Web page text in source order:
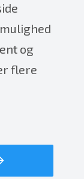
og
flere